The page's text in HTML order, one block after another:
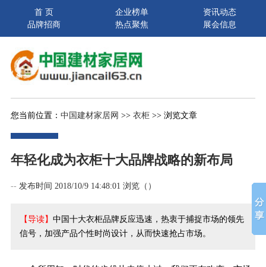
首 页 企业榜单
资讯动态
品牌招商
热点聚焦 展会信息
您当前位置： 中国建材家居网 >> 衣柜>> 浏览文章
年轻化成为衣柜十大品牌战略的新布局
-- 发布时间 2018/10/9 14:48:01 浏览（ ）
【导读】 中国十大衣柜品牌反应迅速，热衷于捕捉市场的领先
信号，加强产品个性时尚设计，从而快速抢占市场。